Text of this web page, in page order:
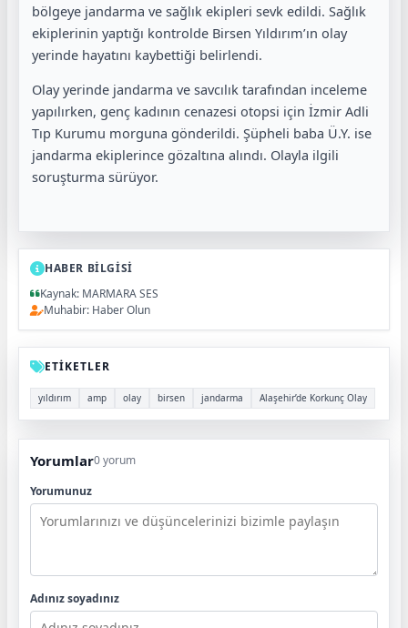
bölgeye jandarma ve sağlık ekipleri sevk edildi. Sağlık
ekiplerinin yaptığı kontrolde Birsen Yıldırım’ın olay
yerinde hayatını kaybettiği belirlendi.
Olay yerinde jandarma ve savcılık tarafından inceleme
yapılırken, genç kadının cenazesi otopsi için İzmir Adli
Tıp Kurumu morguna gönderildi. Şüpheli baba Ü.Y. ise
jandarma ekiplerince gözaltına alındı. Olayla ilgili
soruşturma sürüyor.
HABER BİLGİSİ
Kaynak: MARMARA SES
Muhabir: Haber Olun
ETİKETLER
yıldırım amp olay birsen jandarma Alaşehir’de Korkunç Olay
Yorumlar0 yorum
Yorumunuz
Adınız soyadınız